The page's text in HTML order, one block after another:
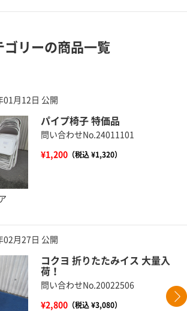
ゴリーの商品一覧
01月12日 公開
パイプ椅子 特価品
問い合わせNo.24011101
¥1,200（税込 ¥1,320）
02月27日 公開
コクヨ 折りたたみイス 大量入
荷！
問い合わせNo.20022506
¥2,800（税込 ¥3,080）